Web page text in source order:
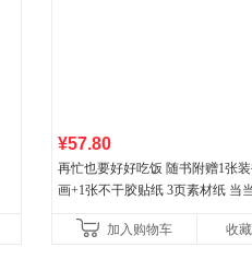
¥57.80
再忙也要好好吃饭 随书附赠1张
画+1张不干胶贴纸 3页素材纸 当
加入购物车
收藏